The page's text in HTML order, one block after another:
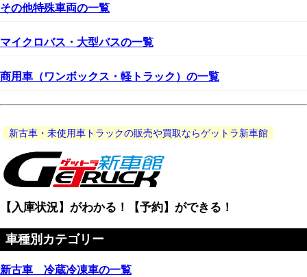
その他特殊車両の一覧
マイクロバス・大型バスの一覧
商用車（ワンボックス・軽トラック）の一覧
新古車・未使用車トラックの販売や買取ならゲットラ新車館
【入庫状況】がわかる！【予約】ができる！
車種別カテゴリー
新古車 冷蔵冷凍車の一覧